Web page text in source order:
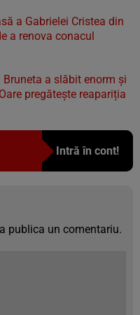
a Gabrielei Cristea din
a renova conacul
Bruneta a slăbit enorm și
pregătește reapariția
Intră în cont!
publica un comentariu.